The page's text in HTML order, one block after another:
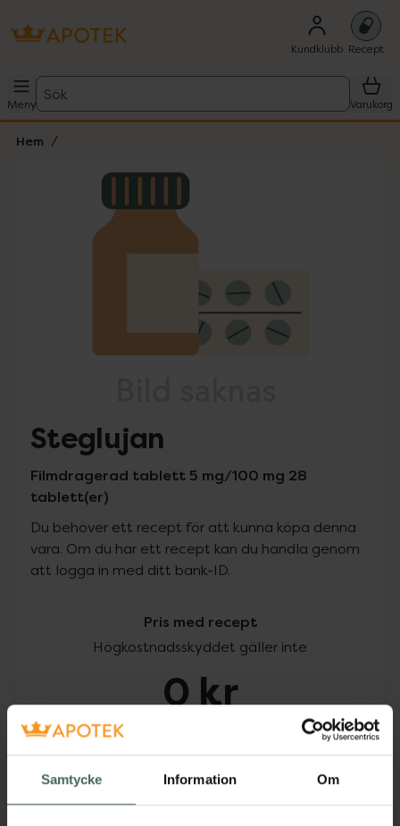
Samtycke Information Om
Kundklubb Recept
Meny
Sök
Varukorg
Hem
Lista: . Innehåller 1 objekt.
Steglujan
Filmdragerad tablett 5 mg/100 mg 28
tablett(er)
Du behöver ett recept för att kunna köpa denna
vara. Om du har ett recept kan du handla genom
att logga in med ditt bank-ID.
Pris med recept
Högkostnadsskyddet gäller inte
0 kr
Köp via ditt recept